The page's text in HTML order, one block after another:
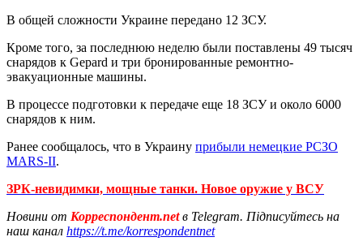
В общей сложности Украине передано 12 ЗСУ.
Кроме того, за последнюю неделю были поставлены 49 тысяч
снарядов к Gepard и три бронированные ремонтно-
эвакуационные машины.
В процессе подготовки к передаче еще 18 ЗСУ и около 6000
снарядов к ним.
Ранее сообщалось, что в Украину прибыли немецкие РСЗО
MARS-II.
ЗРК-невидимки, мощные танки. Новое оружие у ВСУ
Новини от Корреспондент.netв Telegram. Підписуйтесь на
наш канал https://t.me/korrespondentnet